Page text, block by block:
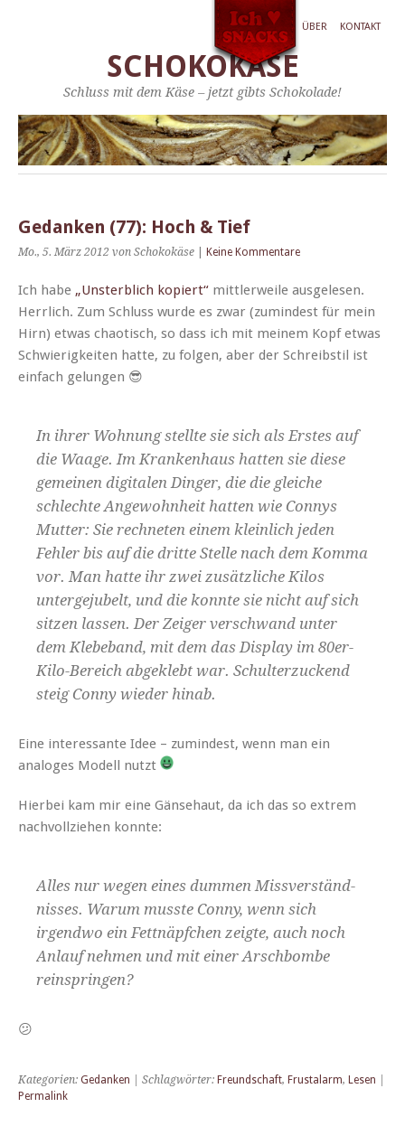
ÜBER KONTAKT
SCHOKOKÄSE
Schluss mit dem Käse – jetzt gibts Schokolade!
Gedanken (77): Hoch & Tief
Mo., 5. März 2012 von Schokokäse Keine Kommentare
Ich habe „Unsterblich kopiert“ mit­tler­weile aus­ge­le­sen.
Her­rlich. Zum Schluss wurde es zwar (zumin­d­est für mein
Hirn) etwas chao­tisch, so dass ich mit meinem Kopf etwas
Schwierigkeit­en hat­te, zu fol­gen, aber der Schreib­stil ist
ein­fach gelungen 😎
In ihrer Woh­nung stellte sie sich als Erstes auf
die Waage. Im Kranken­haus hat­ten sie diese
gemeinen dig­i­tal­en Dinger, die die gle­iche
schlechte Ange­wohn­heit hat­ten wie Con­nys
Mut­ter: Sie rech­neten einem klein­lich jeden
Fehler bis auf die dritte Stelle nach dem Kom­ma
vor. Man hat­te ihr zwei zusät­zliche Kilos
unterge­jubelt, und die kon­nte sie nicht auf sich
sitzen lassen. Der Zeiger ver­schwand unter
dem Kle­be­band, mit dem das Dis­play im 80er-
Kilo-Bere­ich abgek­lebt war. Schul­terzuck­end
steig Con­ny wieder hinab.
Eine inter­es­sante Idee – zumin­d­est, wenn man ein
analoges Mod­ell nutzt
Hier­bei kam mir eine Gänse­haut, da ich das so extrem
nachvol­lziehen konnte:
Alles nur wegen eines dum­men Missver­ständ­
niss­es. Warum musste Con­ny, wenn sich
irgend­wo ein Fet­tnäpfchen zeigte, auch noch
Anlauf nehmen und mit ein­er Arschbombe
reinspringen?
😕
Kategorien: Gedanken | Schlagwörter: Freundschaft, Frustalarm, Lesen
Permalink